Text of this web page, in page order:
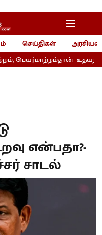
செய்திகள்
அரசியல்
உதயநிதி
என்பதா?-
சாடல்